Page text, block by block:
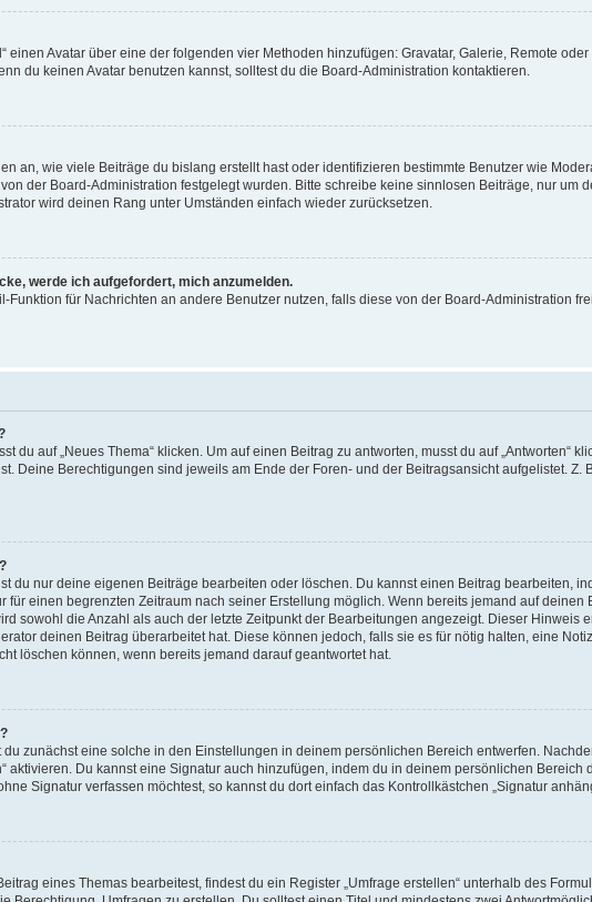
einen Avatar über eine der folgenden vier Methoden hinzufügen: Gravatar, Galerie, Remote
du keinen Avatar benutzen kannst, solltest du die Board-Administration kontaktieren.
an, wie viele Beiträge du bislang erstellt hast oder identifizieren bestimmte Benutzer wie
der Board-Administration festgelegt wurden. Bitte schreibe keine sinnlosen Beiträge, nur
wird deinen Rang unter Umständen einfach wieder zurücksetzen.
werde ich aufgefordert, mich anzumelden.
Funktion für Nachrichten an andere Benutzer nutzen, falls diese von der Board-Administration
du auf „Neues Thema“ klicken. Um auf einen Beitrag zu antworten, musst du auf „Antworten“
Deine Berechtigungen sind jeweils am Ende der Foren- und der Beitragsansicht aufgelistet. Z.
du nur deine eigenen Beiträge bearbeiten oder löschen. Du kannst einen Beitrag bearbeiten,
einen begrenzten Zeitraum nach seiner Erstellung möglich. Wenn bereits jemand auf
sowohl die Anzahl als auch der letzte Zeitpunkt der Bearbeitungen angezeigt. Dieser Hinweis
deinen Beitrag überarbeitet hat. Diese können jedoch, falls sie es für nötig halten, eine
löschen können, wenn bereits jemand darauf geantwortet hat.
zunächst eine solche in den Einstellungen in deinem persönlichen Bereich entwerfen.
aktivieren. Du kannst eine Signatur auch hinzufügen, indem du in deinem persönlichen
Signatur verfassen möchtest, so kannst du dort einfach das Kontrollkästchen „Signatur
eines Themas bearbeitest, findest du ein Register „Umfrage erstellen“ unterhalb des